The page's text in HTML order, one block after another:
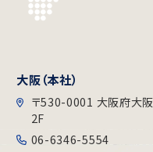
大阪（本社）
〒530-0001 大阪府大
2F
06-6346-5554